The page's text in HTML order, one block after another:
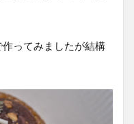
ってみましたが結構